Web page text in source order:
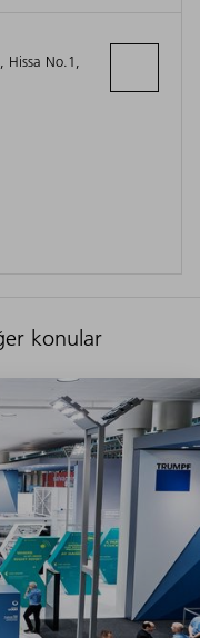
No.1,
konular